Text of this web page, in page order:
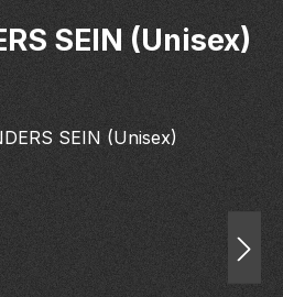
SEIN (Unisex)